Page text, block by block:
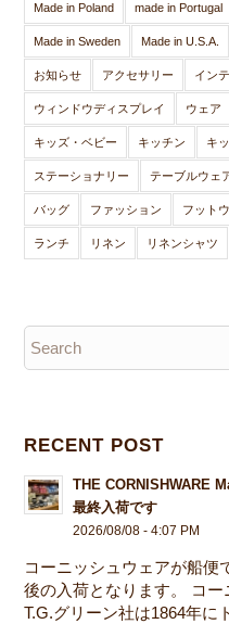
Made in Poland made in Portugal
Made in Sweden Made in U.S.A.
お知らせ アクセサリー イン
ウィンドウディスプレイ ウェア
キッズ・ベビー キッチン キ
ステーショナリー テーブルウェ
バッグ ファッション フット
ランチ リネン リネンシャツ
RECENT POST
THE CORNISHWARE
最終入荷です
2026/08/08 - 4:07 PM
コーニッシュウェアが船便
後の入荷となります。 コ
T.G.グリーン社は1864年に